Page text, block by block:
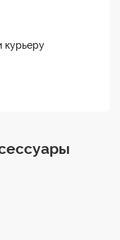
курьеру